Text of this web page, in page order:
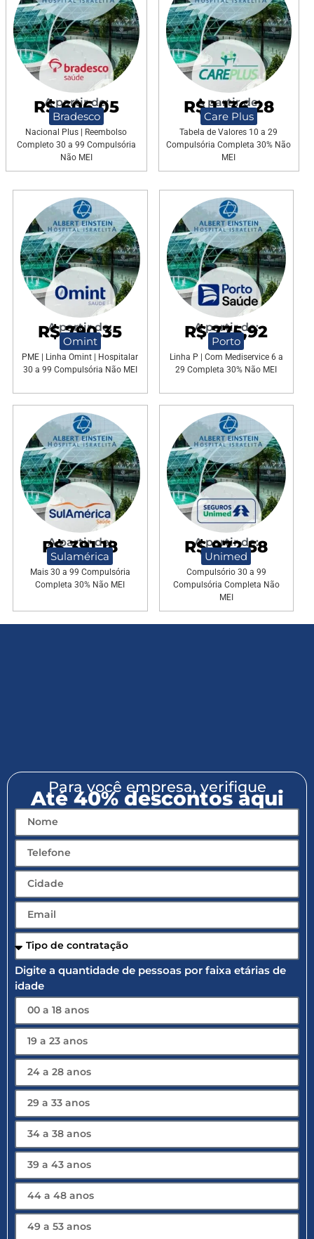
A partir de:
R$ 606,05
Bradesco
Nacional Plus | Reembolso
Completo 30 a 99 Compulsória
Não MEI
A partir de:
R$ 1.136,28
Care Plus
Tabela de Valores 10 a 29
Compulsória Completa 30% Não
MEI
A partir de:
R$ 790,35
Omint
PME | Linha Omint | Hospitalar
30 a 99 Compulsória Não MEI
A partir de:
R$ 775,92
Porto
Linha P | Com Mediservice 6 a
29 Completa 30% Não MEI
A partir de:
R$ 391,18
Sulamérica
Mais 30 a 99 Compulsória
Completa 30% Não MEI
A partir de:
R$ 972,58
Unimed
Compulsório 30 a 99
Compulsória Completa Não
MEI
Para você empresa, verifique
Até 40% descontos aqui
Digite a quantidade de pessoas por faixa etárias de
idade